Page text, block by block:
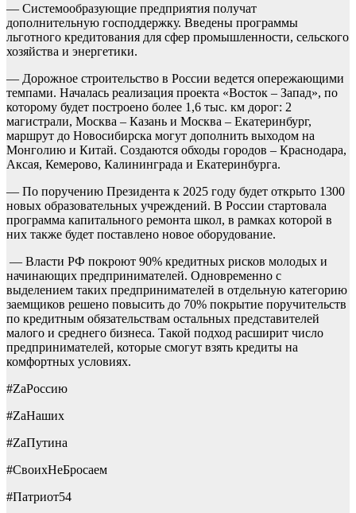
— Системообразующие предприятия получат
дополнительную господдержку. Введены программы
льготного кредитования для сфер промышленности, сельского
хозяйства и энергетики.
— Дорожное строительство в России ведется опережающими
темпами. Началась реализация проекта «Восток – Запад», по
которому будет построено более 1,6 тыс. км дорог: 2
магистрали, Москва – Казань и Москва – Екатеринбург,
маршрут до Новосибирска могут дополнить выходом на
Монголию и Китай. Создаются обходы городов – Краснодара,
Аксая, Кемерово, Калининграда и Екатеринбурга.
— По поручению Президента к 2025 году будет открыто 1300
новых образовательных учреждений. В России стартовала
программа капитального ремонта школ, в рамках которой в
них также будет поставлено новое оборудование.
— Власти РФ покроют 90% кредитных рисков молодых и
начинающих предпринимателей. Одновременно с
выделением таких предпринимателей в отдельную категорию
заемщиков решено повысить до 70% покрытие поручительств
по кредитным обязательствам остальных представителей
малого и среднего бизнеса. Такой подход расширит число
предпринимателей, которые смогут взять кредиты на
комфортных условиях.
#ZаРоссию
#ZаНаших
#ZаПутина
#СвоихНеБросаем
#Патриот54